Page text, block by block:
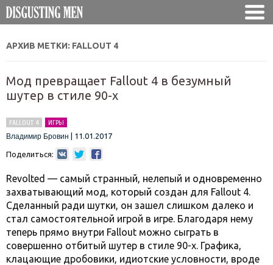
АРХИВ МЕТКИ: FALLOUT 4
Мод превращает Fallout 4 в безумный
шутер в стиле 90-х
FALLOUT 4
ИГРЫ
Владимир Бровин
11.01.2017
Поделиться:
Revolted — самый странный, нелепый и одновременно
захватывающий мод, который создан для Fallout 4.
Сделанный ради шутки, он зашел слишком далеко и
стал самостоятельной игрой в игре. Благодаря нему
теперь прямо внутри Fallout можно сыграть в
совершенно отбитый шутер в стиле 90-х. Графика,
клацающие дробовики, идиотские условности, вроде